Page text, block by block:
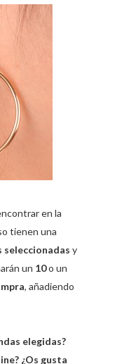
en la
tienen una
seleccionadas y
un 10o un
, añadiendo
elegidas?
¿Os gusta